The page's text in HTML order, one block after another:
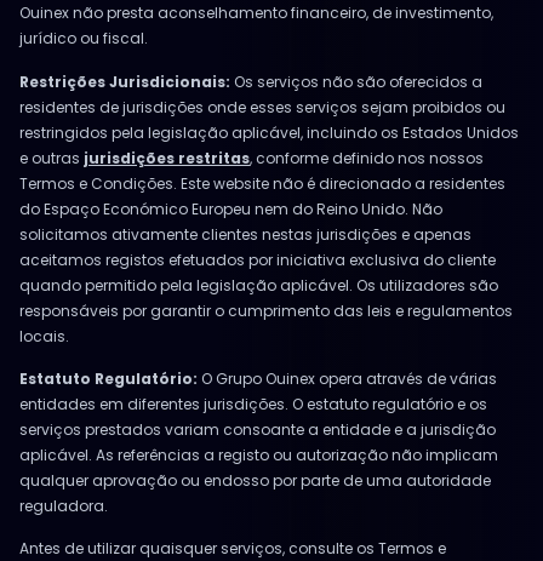
Ouinex não presta aconselhamento financeiro, de investimento,
jurídico ou fiscal.
Restrições Jurisdicionais: Os serviços não são oferecidos a
residentes de jurisdições onde esses serviços sejam proibidos ou
restringidos pela legislação aplicável, incluindo os Estados Unidos
e outras jurisdições restritas, conforme definido nos nossos
Termos e Condições. Este website não é direcionado a residentes
do Espaço Económico Europeu nem do Reino Unido. Não
solicitamos ativamente clientes nestas jurisdições e apenas
aceitamos registos efetuados por iniciativa exclusiva do cliente
quando permitido pela legislação aplicável. Os utilizadores são
responsáveis por garantir o cumprimento das leis e regulamentos
locais.
Estatuto Regulatório: O Grupo Ouinex opera através de várias
entidades em diferentes jurisdições. O estatuto regulatório e os
serviços prestados variam consoante a entidade e a jurisdição
aplicável. As referências a registo ou autorização não implicam
qualquer aprovação ou endosso por parte de uma autoridade
reguladora.
Antes de utilizar quaisquer serviços, consulte os Termos e